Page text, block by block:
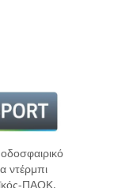
ντέρμπι
ΠΑΟΚ,